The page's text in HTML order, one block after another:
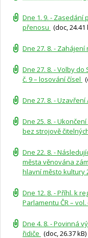
Dne 1. 9. -
přenosu (doc, 24.41
Dne 27. 8. -
Dne 27. 8. - Volby
č. 9 – losování čísel
Dne 27. 8. -
Dne 25. 8. -
bez strojově
Dne 22. 8. -
města věnována
hlavní město kultury
Dne 12. 8. - Příhl. k
Parlamentu ČR –
Dne 4. 8. - Povinná
řidiče (doc, 26.37 kB)